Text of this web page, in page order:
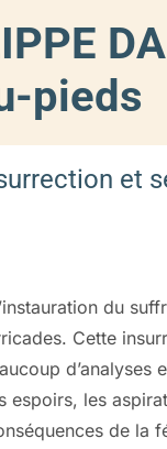
pieds
et
du
Cette
d’analyses
espoirs, les
de la